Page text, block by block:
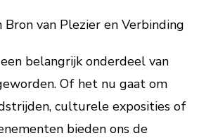
Bron van Plezier en Verbinding
belangrijk onderdeel van
Of het nu gaat om
culturele exposities of
bieden ons de